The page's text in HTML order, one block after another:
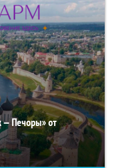
— Печоры» от